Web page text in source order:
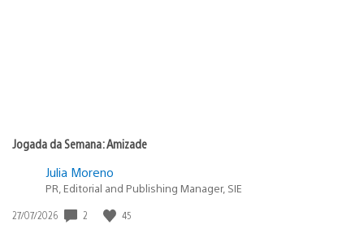
Jogada da Semana: Amizade
Julia Moreno
PR, Editorial and Publishing Manager, SIE
Data
27/07/2026 2 45